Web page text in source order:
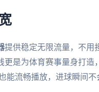
提供稳定无限流量，不用
是为体育赛事量身打造
能流畅播放，进球瞬间不